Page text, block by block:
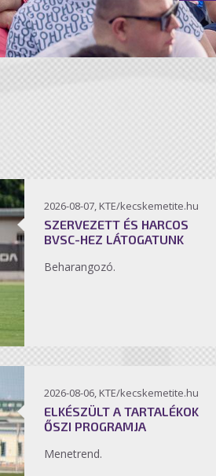
2026-08-07, KTE/kecskemetite.hu
SZERVEZETT ÉS HARCOS
BVSC-HEZ LÁTOGATUNK
Beharangozó.
2026-08-06, KTE/kecskemetite.hu
ELKÉSZÜLT A TARTALÉKOK
ŐSZI PROGRAMJA
Menetrend.